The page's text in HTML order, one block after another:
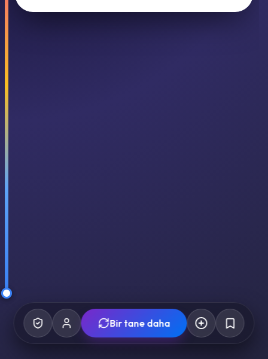
Bir tane daha